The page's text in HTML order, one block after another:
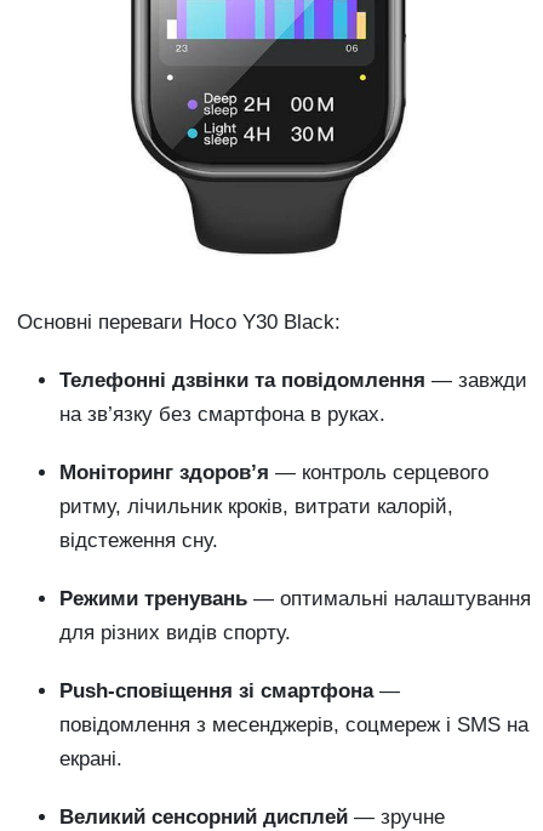
Основні переваги Hoco Y30 Black:
Телефонні дзвінки та повідомлення — завжди
на зв’язку без смартфона в руках.
Моніторинг здоров’я — контроль серцевого
ритму, лічильник кроків, витрати калорій,
відстеження сну.
Режими тренувань — оптимальні налаштування
для різних видів спорту.
Push-сповіщення зі смартфона—
повідомлення з месенджерів, соцмереж і SMS на
екрані.
Великий сенсорний дисплей — зручне